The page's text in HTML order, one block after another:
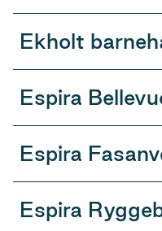
Ekholt
Espira
Espira
Espira